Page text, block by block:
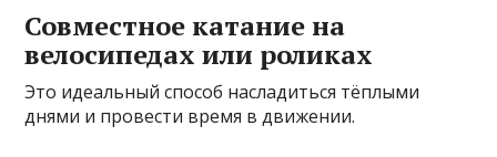
Совместное катание на
велосипедах или роликах
Это идеальный способ насладиться тёплыми
днями и провести время в движении.